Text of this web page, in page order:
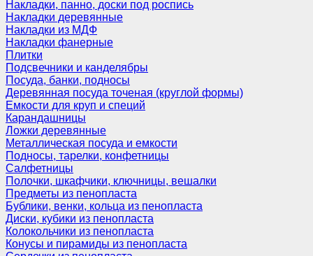
Накладки, панно, доски под роспись
Накладки деревянные
Накладки из МДФ
Накладки фанерные
Плитки
Подсвечники и канделябры
Посуда, банки, подносы
Деревянная посуда точеная (круглой формы)
Емкости для круп и специй
Карандашницы
Ложки деревянные
Металлическая посуда и емкости
Подносы, тарелки, конфетницы
Салфетницы
Полочки, шкафчики, ключницы, вешалки
Предметы из пенопласта
Бублики, венки, кольца из пенопласта
Диски, кубики из пенопласта
Колокольчики из пенопласта
Конусы и пирамиды из пенопласта